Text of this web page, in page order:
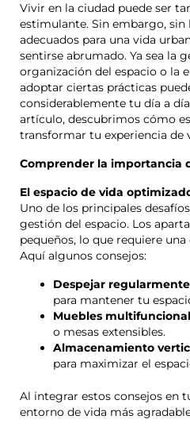
Vivir en la ciudad puede ser
estimulante. Sin embargo, sin
adecuados para una vida
sentirse abrumado. Ya sea la
organización del espacio o la
adoptar ciertas prácticas
considerablemente tu día a
artículo, descubrimos cómo
transformar tu experiencia de
Comprender la importancia
El espacio de vida
Uno de los principales
gestión del espacio. Los
pequeños, lo que requiere
Aquí algunos consejos:
Despejar
para mantener tu
Muebles
o mesas extensibles.
Almacenamiento
para maximizar el
Al integrar estos consejos en
entorno de vida más